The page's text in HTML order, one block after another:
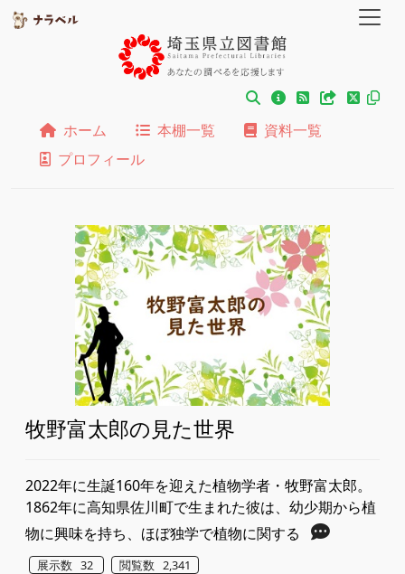
ホーム 本棚一覧
資料一覧
プロフィール
牧野富太郎の見た世界
2022年に生誕160年を迎えた植物学者・牧野富太郎。
1862年に高知県佐川町で生まれた彼は、幼少期から植
物に興味を持ち、ほぼ独学で植物に関する
展示数 32 閲覧数 2,341